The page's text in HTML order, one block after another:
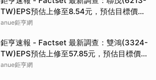
TW)EPS預估上修至8.54元，預估目標價為
421元
anue鉅亨網
鉅亨速報 - Factset 最新調查：雙鴻(3324-
TW)EPS預估上修至57.85元，預估目標價
為1335元
anue鉅亨網